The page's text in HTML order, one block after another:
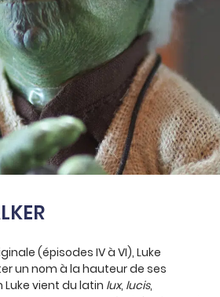
(épisodes IV à VI), Luke
un nom à la hauteur de ses
vient du latin lux, lucis,